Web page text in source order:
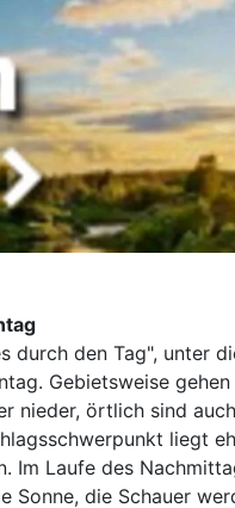
durch den Tag", unter
Gebietsweise gehen
nieder, örtlich sind
liegt
Im Laufe des
Sonne, die Schauer